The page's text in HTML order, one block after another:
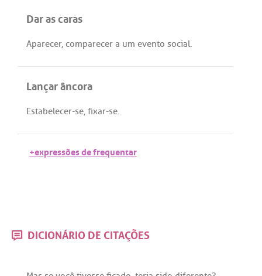
Dar as caras
Aparecer, comparecer a um evento social.
Lançar âncora
Estabelecer-se, fixar-se.
+expressões de frequentar
DICIONÁRIO DE CITAÇÕES